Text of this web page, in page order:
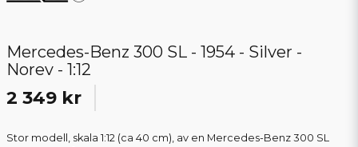
Mercedes-Benz 300 SL - 1954 - Silver -
Norev - 1:12
2 349 kr
Stor modell, skala 1:12 (ca 40 cm), av en Mercedes-Benz 300 SL